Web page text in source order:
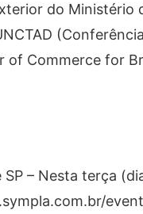
do
of Commerce for
– Nesta terça